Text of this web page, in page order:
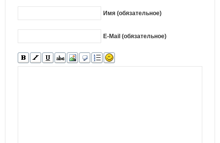
Имя (обязательное)
E-Mail (обязательное)